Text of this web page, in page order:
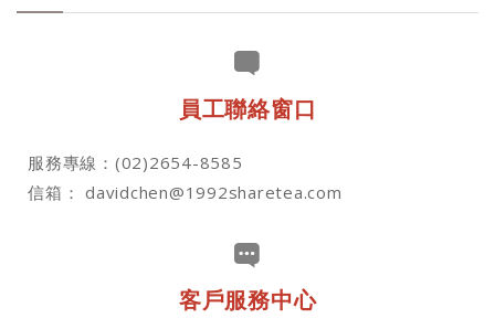
員工聯絡窗口
服務專線：(02)2654-8585
信箱： davidchen@1992sharetea.com
客戶服務中心